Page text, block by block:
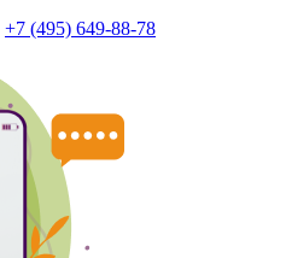
+7 (495) 649-88-78